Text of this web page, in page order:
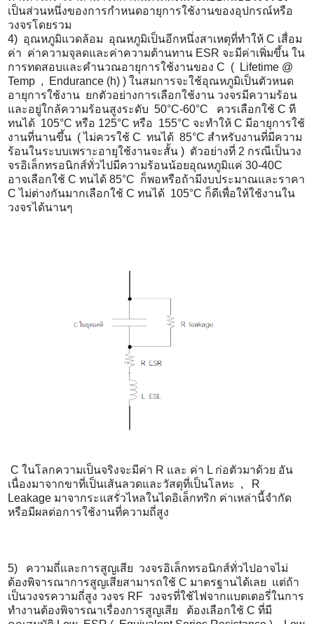
เป็นส่วนหนึ่งของการกำหนดอายุการใช้งานของอุปกรณ์หรือ
วงจรโดยรวม
4) อุณหภูมิแวดล้อม อุณหภูมิเป็นอีกหนึ่งสาเหตุที่ทำให้ C เสื่อม
ค่า ค่าความจุลดและค่าความต้านทาน ESR จะมีค่าเพิ่มขึ้น ใน
การทดสอบและคำนวณอายุการใช้งานของ C ( Lifetime @
Temp , Endurance (h) ) ในสมการจะใช้อุณหภูมิเป็นตัวหนด
อายุการใช้งาน ยกตัวอย่างการเลือกใช้งาน วงจรมีความร้อน
และอยู่ใกล้ความร้อนสูงระดับ 50°C-60°C ควรเลือกใช้ C ที
ทนได้ 105°C หรือ 125°C หรือ 155°C จะทำให้ C มีอายุการใช้
งานที่นานขึ้น ( ไม่ควรใช้ C ทนได้ 85°C สำหรับงานที่มีความ
ร้อนในระบบเพราะอายุใช้งานจะสั้น ) ตัวอย่างที่ 2 กรณีเป็นวง
จรอิเล็กทรอนิกส์ทั่วไปมีความร้อนน้อยอุณหภูมิแค่ 30-40C
อาจเลือกใช้ C ทนได้ 85°C ก็พอหรือถ้ามีงบประมาณและราคา
C ไม่ต่างกันมากเลือกใช้ C ทนได้ 105°C ก็ดีเพื่อให้ใช้งานใน
วงจรได้นานๆ
C ในโลกความเป็นจริงจะมีค่า R และ ค่า L ก่อตัวมาด้วย อัน
เนื่องมาจากขาที่เป็นเส้นลวดและวัสดุที่เป็นโลหะ , R
Leakage มาจากระแสรั่วไหลในไดอิเล็กทริก ค่าเหล่านี้จำกัด
หรือมีผลต่อการใช้งานที่ความถี่สูง
5) ความถี่และการสูญเสีย วงจรอิเล็กทรอนิกส์ทั่วไปอาจไม่
ต้องพิจารณาการสูญเสียสามารถใช้ C มาตรฐานได้เลย แต่ถ้า
เป็นวงจรความถี่สูง วงจร RF วงจรที่ใช้ไฟจากแบตเตอรี่ในการ
ทำงานต้องพิจารณาเรื่องการสูญเสีย ต้องเลือกใช้ C ที่มี